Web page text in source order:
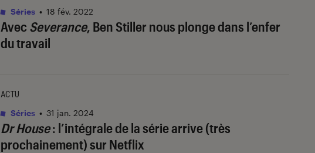
Avec Severance, Ben Stiller nous plonge dans l’enfer
du travail
Séries • 18 fév. 2022
Dr House: l’intégrale de la série arrive (très
prochainement) sur Netflix
ACTU
Séries • 31 jan. 2024